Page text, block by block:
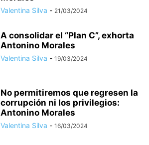
Valentina Silva - 21/03/2024
A consolidar el “Plan C”, exhorta
Antonino Morales
Valentina Silva - 19/03/2024
No permitiremos que regresen la
corrupción ni los privilegios:
Antonino Morales
Valentina Silva - 16/03/2024